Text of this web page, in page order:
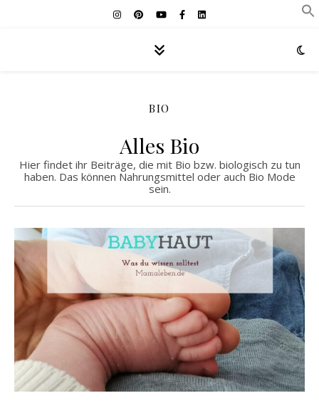
BIO
Alles Bio
Hier findet ihr Beiträge, die mit Bio bzw. biologisch zu tun
haben. Das können Nahrungsmittel oder auch Bio Mode
sein.